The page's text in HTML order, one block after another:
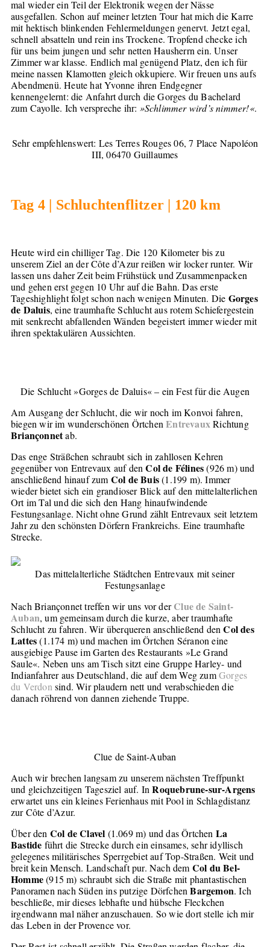
mal wieder ein Teil der Elektronik wegen der Nässe
ausgefallen. Schon auf meiner letzten Tour hat mich die Karre
mit hektisch blinkenden Fehlermeldungen genervt. Jetzt egal,
schnell absatteln und rein ins Trockene. Tropfend checke ich
für uns beim jungen und sehr netten Hausherrn ein. Unser
Zimmer war klasse. Endlich mal genügend Platz, den ich für
meine nassen Klamotten gleich okkupiere. Wir freuen uns aufs
Abendmenü. Heute hat Yvonne ihren Endgegner
kennengelernt: die Anfahrt durch die Gorges du Bachelard
zum Cayolle. Ich verspreche ihr: »Schlimmer wird’s nimmer!«.
Sehr empfehlenswert: Les Terres Rouges 06, 7 Place Napoléon
III, 06470 Guillaumes
Tag 4 | Schluchtenflitzer | 120 km
Heute wird ein chilliger Tag. Die 120 Kilometer bis zu
unserem Ziel an der Côte d’Azur reißen wir locker runter. Wir
lassen uns daher Zeit beim Frühstück und Zusammenpacken
und gehen erst gegen 10 Uhr auf die Bahn. Das erste
Tageshighlight folgt schon nach wenigen Minuten. Die Gorges
de Daluis, eine traumhafte Schlucht aus rotem Schiefergestein
mit senkrecht abfallenden Wänden begeistert immer wieder mit
ihren spektakulären Aussichten.
Die Schlucht »Gorges de Daluis« – ein Fest für die Augen
Am Ausgang der Schlucht, die wir noch im Konvoi fahren,
biegen wir im wunderschönen ÖrtchenEntrevauxRichtung
Briançonnetab.
Das enge Sträßchen schraubt sich in zahllosen Kehren
gegenüber von Entrevaux auf denCol de Félines(926 m) und
anschließend hinauf zumCol de Buis(1.199 m). Immer
wieder bietet sich ein grandioser Blick auf den mittelalterlichen
Ort im Tal und die sich den Hang hinaufwindende
Festungsanlage. Nicht ohne Grund zählt Entrevaux seit letztem
Jahr zu den schönsten Dörfern Frankreichs. Eine traumhafte
Strecke.
Das mittelalterliche Städtchen Entrevaux mit seiner
Festungsanlage
Nach Briançonnet treffen wir uns vor derClue de Saint-
Auban, um gemeinsam durch die kurze, aber traumhafte
Schlucht zu fahren. Wir überqueren anschließend denCol des
Lattes(1.174 m) und machen im Örtchen Séranon eine
ausgiebige Pause im Garten des Restaurants »Le Grand
Saule«. Neben uns am Tisch sitzt eine Gruppe Harley- und
Indianfahrer aus Deutschland, die auf dem Weg zumGorges
du Verdonsind. Wir plaudern nett und verabschieden die
danach röhrend von dannen ziehende Truppe.
Clue de Saint-Auban
Auch wir brechen langsam zu unserem nächsten Treffpunkt
und gleichzeitigen Tagesziel auf. InRoquebrune-sur-Argens
erwartet uns ein kleines Ferienhaus mit Pool in Schlagdistanz
zur Côte d’Azur.
Über den Col de Clavel (1.069 m) und das Örtchen La
Bastide führt die Strecke durch ein einsames, sehr idyllisch
gelegenes militärisches Sperrgebiet auf Top-Straßen. Weit und
breit kein Mensch. Landschaft pur. Nach demCol du Bel-
Homme(915 m) schraubt sich die Straße mit phantastischen
Panoramen nach Süden ins putzige DörfchenBargemon. Ich
beschließe, mir dieses lebhafte und hübsche Fleckchen
irgendwann mal näher anzuschauen. So wie dort stelle ich mir
das Leben in der Provence vor.